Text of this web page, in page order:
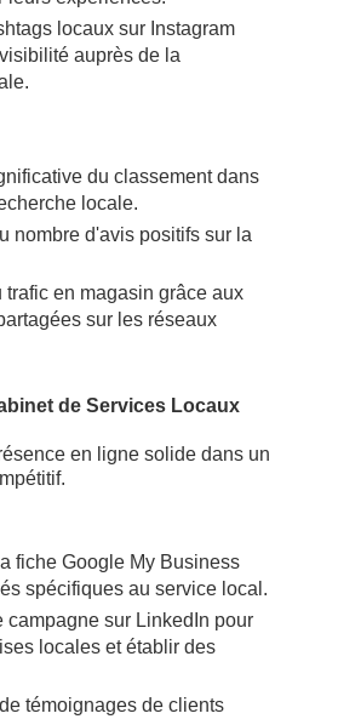
locaux sur Instagram
auprès de la
du classement dans
locale.
nombre d'avis positifs sur la
en magasin grâce aux
sur les réseaux
de Services Locaux
en ligne solide dans un
fiche Google My Business
spécifiques au service local.
campagne sur LinkedIn pour
locales et établir des
témoignages de clients